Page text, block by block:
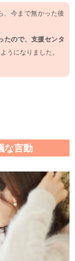
、今まで無かった後
たので、支援センタ
ようになりました。
な言動